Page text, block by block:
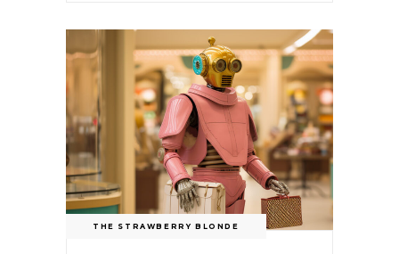
THE STRAWBERRY BLONDE